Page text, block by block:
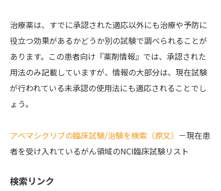
治療薬は、すでに承認された適応以外にも治療や予防に
役立つ効果があるかどうか別の試験で調べられることが
あります。この患者向け『薬剤情報』では、承認された
用法のみ記載していますが、情報の大部分は、現在試験
が行われている未承認の使用法にも適応されることでし
ょう。
アベマシクリブの臨床試験/治験を検索（原文） －現在患
者を受け入れているがん領域のNCI臨床試験リスト
検索リンク